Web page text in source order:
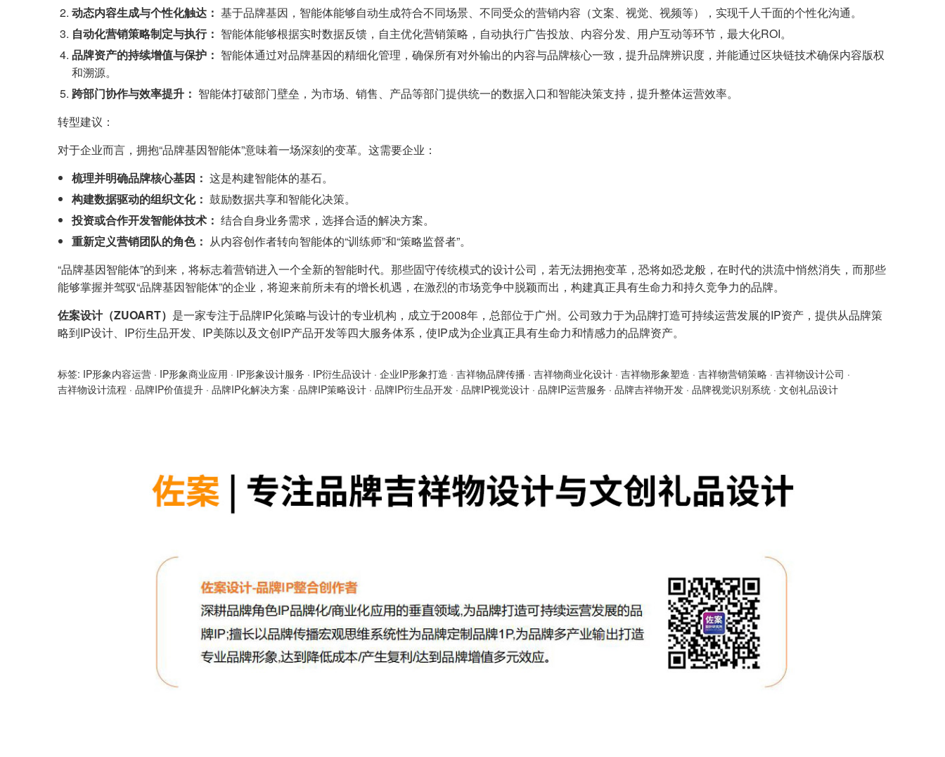
动态内容生成与个性化触达： 基于品牌基因，智能体能够自动生成符合不同场景、不同受众的营销内容（文案、视觉、视频等），实现千人千面的个性化沟通。
自动化营销策略制定与执行： 智能体能够根据实时数据反馈，自主优化营销策略，自动执行广告投放、内容分发、用户互动等环节，最大化ROI。
品牌资产的持续增值与保护： 智能体通过对品牌基因的精细化管理，确保所有对外输出的内容与品牌核心一致，提升品牌辨识度，并能通过区块链技术确保内容版权
和溯源。
跨部门协作与效率提升： 智能体打破部门壁垒，为市场、销售、产品等部门提供统一的数据入口和智能决策支持，提升整体运营效率。
转型建议：
对于企业而言，拥抱“品牌基因智能体”意味着一场深刻的变革。这需要企业：
梳理并明确品牌核心基因： 这是构建智能体的基石。
构建数据驱动的组织文化： 鼓励数据共享和智能化决策。
投资或合作开发智能体技术： 结合自身业务需求，选择合适的解决方案。
重新定义营销团队的角色： 从内容创作者转向智能体的“训练师”和“策略监督者”。
“品牌基因智能体”的到来，将标志着营销进入一个全新的智能时代。那些固守传统模式的设计公司，若无法拥抱变革，恐将如恐龙般，在时代的洪流中悄然消失，而那些
能够掌握并驾驭“品牌基因智能体”的企业，将迎来前所未有的增长机遇，在激烈的市场竞争中脱颖而出，构建真正具有生命力和持久竞争力的品牌。
佐案设计（ZUOART） 是一家专注于品牌IP化策略与设计的专业机构，成立于2008年，总部位于广州。公司致力于为品牌打造可持续运营发展的IP资产，提供从品牌策
略到IP设计、IP衍生品开发、IP美陈以及文创IP产品开发等四大服务体系，使IP成为企业真正具有生命力和情感力的品牌资产。
标签: IP形象内容运营 · IP形象商业应用 · IP形象设计服务 · IP衍生品设计 · 企业IP形象打造 · 吉祥物品牌传播 · 吉祥物商业化设计 · 吉祥物形象塑造 · 吉祥物营销策略 · 吉祥物设计公司 ·
吉祥物设计流程 · 品牌IP价值提升 · 品牌IP化解决方案 · 品牌IP策略设计 · 品牌IP衍生品开发 · 品牌IP视觉设计 · 品牌IP运营服务 · 品牌吉祥物开发 · 品牌视觉识别系统 · 文创礼品设计